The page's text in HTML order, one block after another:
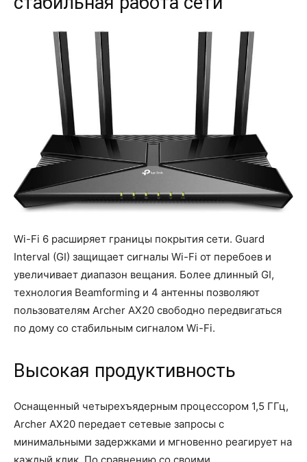
Wi-Fi 6 расширяет границы покрытия сети. Guard
Interval (GI) защищает сигналы Wi-Fi от перебоев и
увеличивает диапазон вещания. Более длинный GI,
технология Beamforming и 4 антенны позволяют
пользователям Archer AX20 свободно передвигаться
по дому со стабильным сигналом Wi-Fi.
Высокая продуктивность
Оснащенный четырехъядерным процессором 1,5 ГГц,
Archer AX20 передает сетевые запросы с
минимальными задержками и мгновенно реагирует на
каждый клик. По сравнению со своими